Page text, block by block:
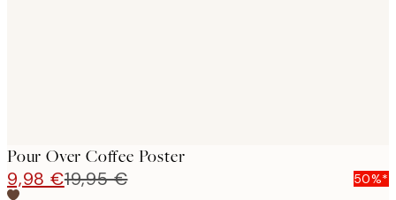
Pour Over Coffee Poster
9,98 €19,95 €
50%*